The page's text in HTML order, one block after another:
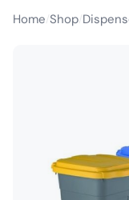
Home Shop